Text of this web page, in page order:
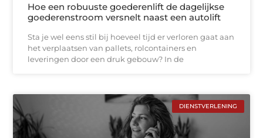
Hoe een robuuste goederenlift de dagelijkse
goederenstroom versnelt naast een autolift
Sta je wel eens stil bij hoeveel tijd er verloren gaat aan
het verplaatsen van pallets, rolcontainers en
leveringen door een druk gebouw? In de
DIENSTVERLENING